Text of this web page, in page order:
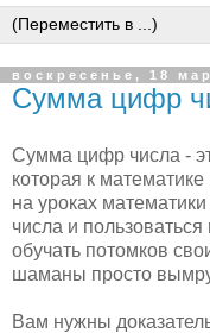
воскресенье, 18
Сумма цифр
Сумма цифр числа -
которая к
на уроках
числа и
обучать потомков
шаманы просто
Вам нужны